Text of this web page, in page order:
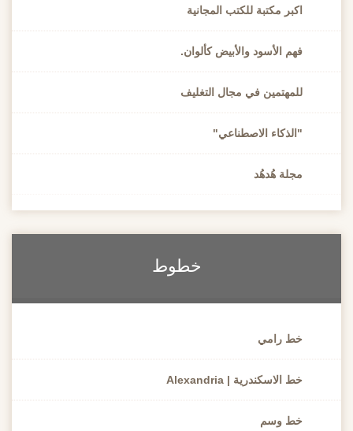
اكبر مكتبة للكتب المجانية
فهم الأسود والأبيض كألوان.
للمهتمين في مجال التغليف
"الذكاء الاصطناعي"
مجلة هُدهُد
خطوط
خط رامي
خط الاسكندرية | Alexandria
خط وسم